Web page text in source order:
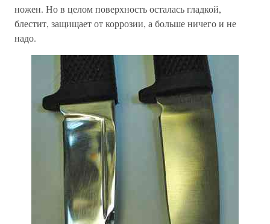
ножен. Но в целом поверхность осталась гладкой,
блестит, защищает от коррозии, а больше ничего и не
надо.